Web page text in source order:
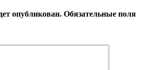
опубликован. Обязательные поля